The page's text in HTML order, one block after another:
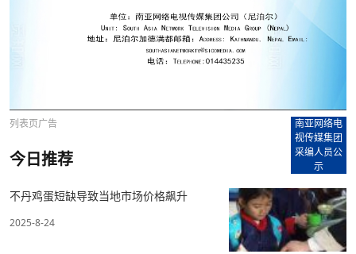
列表页广告
南亚网络电
视传媒集团
采编人员公
示
今日推荐
不丹鸡蛋短缺导致当地市场价格飙升
2025-8-24